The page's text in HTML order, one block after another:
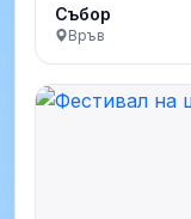
Събор
Връв